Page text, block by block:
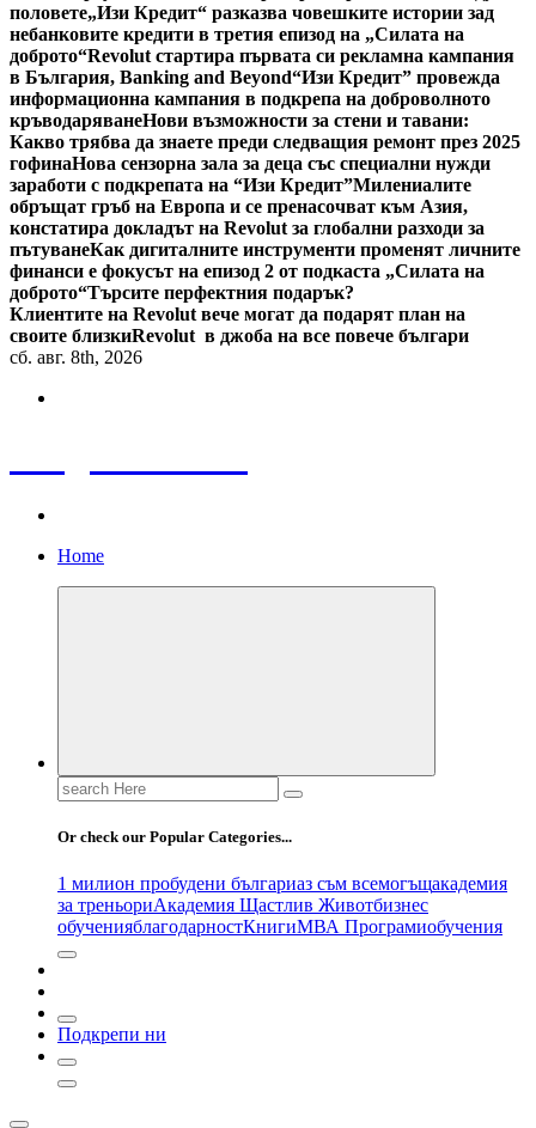
половете„Изи Кредит“ разказва човешките истории зад
небанковите кредити в третия епизод на „Силата на
доброто“Revolut стартира първата си рекламна кампания
в България, Banking and Beyond“Изи Кредит” провежда
информационна кампания в подкрепа на доброволното
кръводаряванеНови възможности за стени и тавани:
Какво трябва да знаете преди следващия ремонт през 2025
гофинаНова сензорна зала за деца със специални нужди
заработи с подкрепата на “Изи Кредит”Милениалите
обръщат гръб на Европа и се пренасочват към Азия,
констатира докладът на Revolut за глобални разходи за
пътуванеКак дигиталните инструменти променят личните
финанси е фокусът на епизод 2 от подкаста „Силата на
доброто“Търсите перфектния подарък?
Клиентите на Revolut вече могат да подарят план на
своите близкиRevolut в джоба на все повече българи
сб. авг. 8th, 2026
Home
Search
for:
Or check our Popular Categories...
1 милион пробудени българиаз съм всемогъщакадемия
за треньориАкадемия Щастлив Животбизнес
обученияблагодарностКнигиМВА Програмиобучения
Подкрепи ни